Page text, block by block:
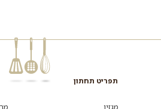
תפריט תחתון
מגזין